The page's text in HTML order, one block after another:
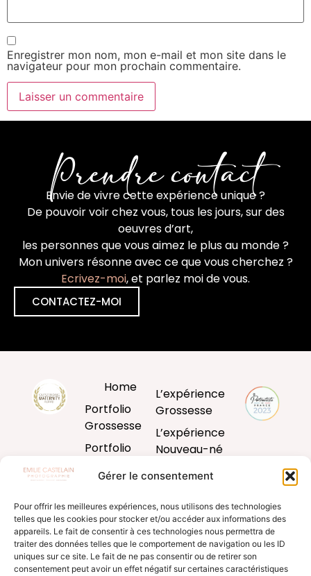
Gérer le consentement
Pour offrir les meilleures expériences, nous utilisons des technologies
telles que les cookies pour stocker et/ou accéder aux informations des
appareils. Le fait de consentir à ces technologies nous permettra de
traiter des données telles que le comportement de navigation ou les ID
uniques sur ce site. Le fait de ne pas consentir ou de retirer son
consentement peut avoir un effet négatif sur certaines caractéristiques
Enregistrer mon nom, mon e-mail et mon site dans le
navigateur pour mon prochain commentaire.
Prendre contact
Envie de vivre cette expérience unique ?
De pouvoir voir chez vous, tous les jours, sur des
oeuvres d’art,
les personnes que vous aimez le plus au monde ?
Mon univers résonne avec ce que vous cherchez ?
Ecrivez-moi, et parlez moi de vous.
CONTACTEZ-MOI
Home
Portfolio
Grossesse
Portfolio
Bébé
Portfolio
Famille
Blog
L’expérience
Grossesse
L’expérience
Nouveau-né
L’expérience
L’expérience
famille
Produits
d’art